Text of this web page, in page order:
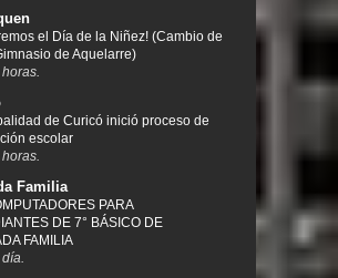
el Día de la Niñez! (Cambio de
de Aquelarre)
de Curicó inició proceso de
escolar
Familia
PARA
DE 7° BÁSICO DE
FAMILIA